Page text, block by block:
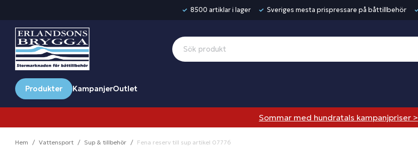
8500 artiklar i lager Sveriges mesta prispressare på båttillbehör
Produkter KampanjerOutlet
Sommar med hundratals kampanjpriser >
Hem Vattensport Sup & tillbehör Fena reserv till sup artikel 07776